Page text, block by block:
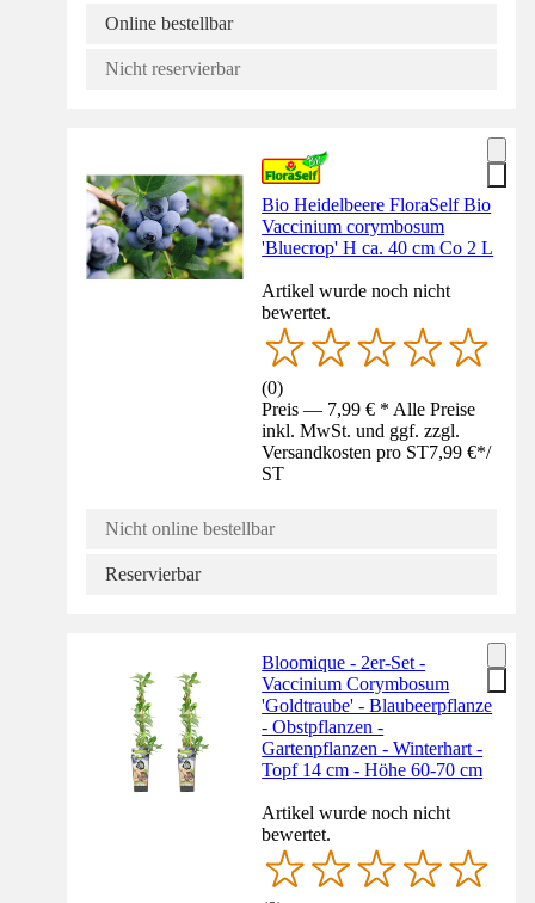
Online bestellbar
Nicht reservierbar
Bio Heidelbeere FloraSelf Bio
Vaccinium corymbosum
'Bluecrop' H ca. 40 cm Co 2 L
Artikel wurde noch nicht
bewertet.
(0)
Preis — 7,99 € * Alle Preise
inkl. MwSt. und ggf. zzgl.
Versandkosten pro ST7,99 €*/
ST
Nicht online bestellbar
Reservierbar
Bloomique - 2er-Set -
Vaccinium Corymbosum
'Goldtraube' - Blaubeerpflanze
- Obstpflanzen -
Gartenpflanzen - Winterhart -
Topf 14 cm - Höhe 60-70 cm
Artikel wurde noch nicht
bewertet.